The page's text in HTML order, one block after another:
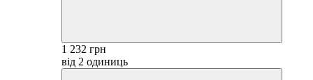
1 232 грн
від 2 одиниць